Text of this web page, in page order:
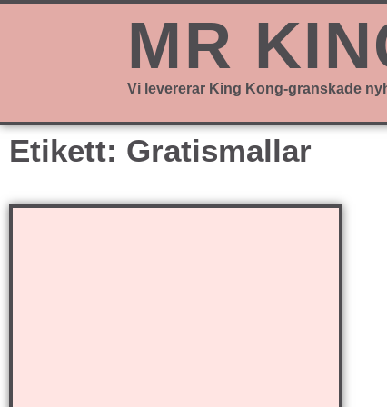
MR
Vi levererar King Kong-granskade
Etikett: Gratismallar